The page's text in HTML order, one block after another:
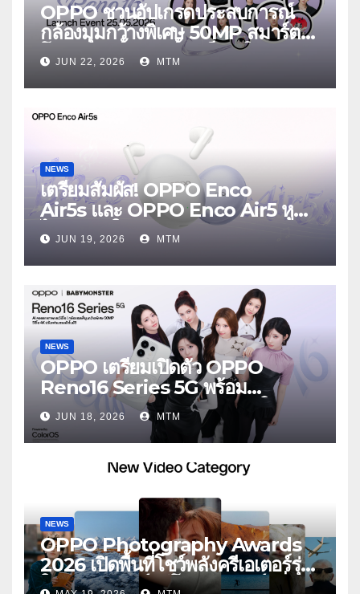
OPPO ชวนอัปเกรดประสบการณ์
กล้องมุมกว้างพิเศษ 50MP สมาร์ต
โฟนเพื่อนซี้ เทรนดี้ทุกช็อต ใน
งาน OPPO Reno16 Series 5G
Launch Event 25 มิถุนายนนี้
JUN 22, 2026 MTM
NEWS
เตรียมสัมผัส! OPPO Enco
Air5s และ OPPO Enco Air5 หูฟัง
ไร้สายรุ่นใหม่ล่าสุด มาพร้อมระบบ
ตัดเสียงรบกวน เบาสบายเหมือนไม่ได้
ใส่
JUN 19, 2026 MTM
NEWS
OPPO เตรียมเปิดตัว OPPO
Reno16 Series 5G พร้อม
ประกาศ BABYMONSTER ใน
ฐานะ Reno Girls ชวนสัมผัส
ประสบการณ์ถ่ายภาพมุมกว้างพิเศษที่
อัปเกรดไปอีกขั้น กับ 4 สี 4 เทรนดี้
JUN 18, 2026 MTM
NEWS
OPPO Photography Awards
2026 เปิดพื้นที่โชว์พลังครีเอเตอร์รุ่น
ใหม่ รับเทรนด์วิดีโอคอนเทนต์ เพิ่ม